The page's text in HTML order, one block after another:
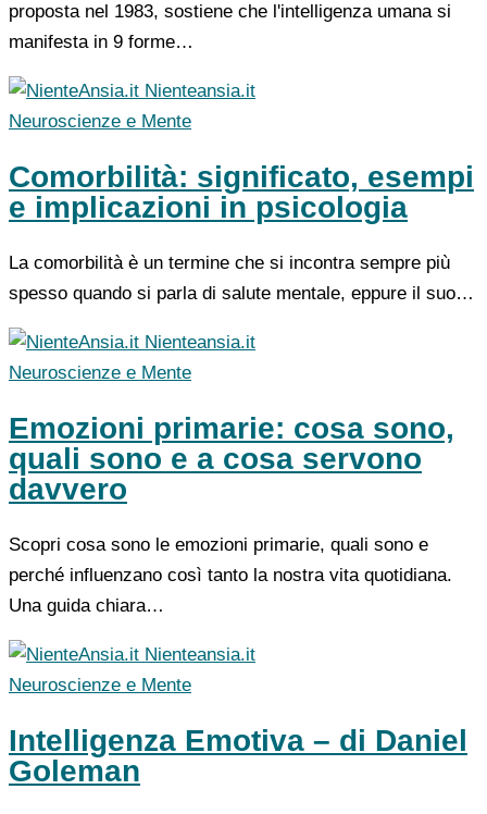
proposta nel 1983, sostiene che l'intelligenza umana si
manifesta in 9 forme…
Nienteansia.it
Neuroscienze e Mente
Comorbilità: significato, esempi
e implicazioni in psicologia
La comorbilità è un termine che si incontra sempre più
spesso quando si parla di salute mentale, eppure il suo…
Nienteansia.it
Neuroscienze e Mente
Emozioni primarie: cosa sono,
quali sono e a cosa servono
davvero
Scopri cosa sono le emozioni primarie, quali sono e
perché influenzano così tanto la nostra vita quotidiana.
Una guida chiara…
Nienteansia.it
Neuroscienze e Mente
Intelligenza Emotiva – di Daniel
Goleman